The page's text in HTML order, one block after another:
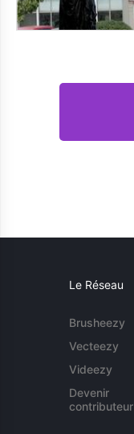
Le Réseau
Brusheezy
Vecteezy
Videezy
Devenir
contributeur